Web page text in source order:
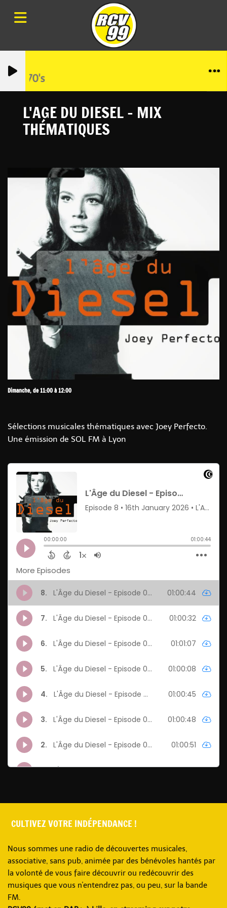
70's
L'AGE DU DIESEL - MIX
THÉMATIQUES
Dimanche, de 11:00 à 12:00
Sélections musicales thématiques avec Joey Perfecto.
Une émission de SOL FM à Lyon
CULTIVEZ VOTRE INDÉPENDANCE !
Nous sommes une radio de découvertes musicales,
associative, sans pub, animée par des bénévoles hantés par
la volonté de vous faire découvrir ou redécouvrir des
musiques que vous n'entendrez pas, ou peu, sur la bande
FM.